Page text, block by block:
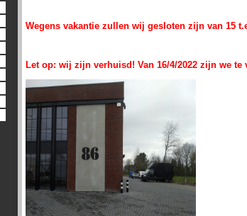
Wegens vakantie zullen wij gesloten zijn van 15
Let op: wij zijn verhuisd! Van 16/4/2022 zijn we